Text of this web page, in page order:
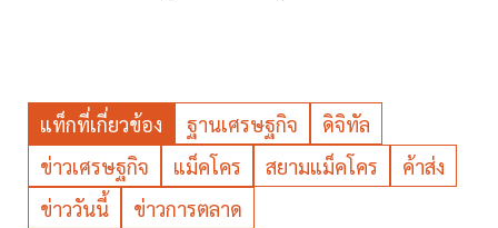
แท็กที่เกี่ยวข้อง ฐานเศรษฐกิจ
ดิจิทัล
ข่าวเศรษฐกิจ
แม็คโคร สยามแม็คโคร
ค้าส่ง
ข่าววันนี้
ข่าวการตลาด